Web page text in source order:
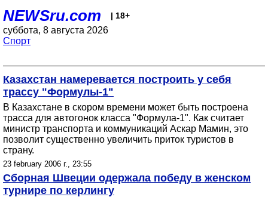
NEWSru.com | 18+
суббота, 8 августа 2026
Спорт
Казахстан намеревается построить у себя
трассу "Формулы-1"
В Казахстане в скором времени может быть построена
трасса для автогонок класса "Формула-1". Как считает
министр транспорта и коммуникаций Аскар Мамин, это
позволит существенно увеличить приток туристов в
страну.
23 february 2006 г., 23:55
Сборная Швеции одержала победу в женском
турнире по керлингу